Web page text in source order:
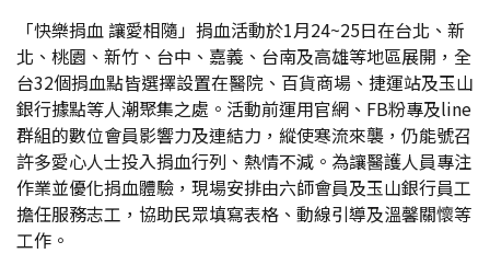
「快樂捐血 讓愛相隨」捐血活動於1月24~25日在台北、新
北、桃園、新竹、台中、嘉義、台南及高雄等地區展開，全
台32個捐血點皆選擇設置在醫院、百貨商場、捷運站及玉山
銀行據點等人潮聚集之處。活動前運用官網、FB粉專及line
群組的數位會員影響力及連結力，縱使寒流來襲，仍能號召
許多愛心人士投入捐血行列、熱情不減。為讓醫護人員專注
作業並優化捐血體驗，現場安排由六師會員及玉山銀行員工
擔任服務志工，協助民眾填寫表格、動線引導及溫馨關懷等
工作。